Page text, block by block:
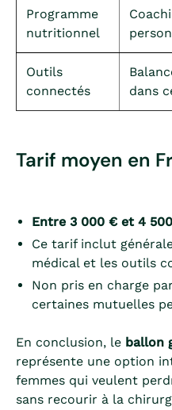
Programme
nutritionnel
Outils
connectés
dans
Tarif moyen en
Entre 3 000 € et 4
Ce tarif inclut
médical et les outils
Non pris en charge
certaines mutuelles
En conclusion, le ballon
représente une option
femmes qui veulent
sans recourir à la